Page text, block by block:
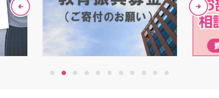
2 4 5 7 9